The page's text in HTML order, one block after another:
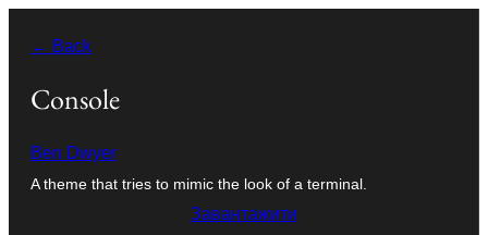
вмісту
← Back
Console
Ben Dwyer
A theme that tries to mimic the look of a terminal.
Завантажити